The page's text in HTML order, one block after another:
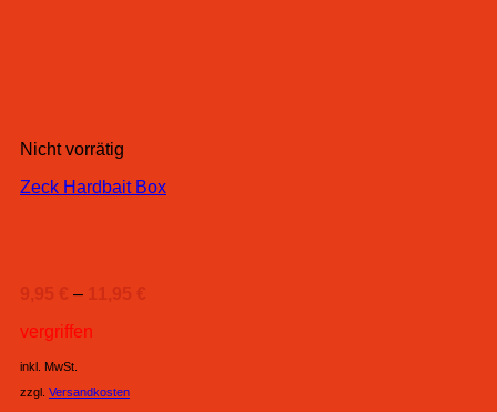
Nicht vorrätig
Zeck Hardbait Box
9,95 € – 11,95 €
vergriffen
inkl. MwSt.
zzgl. Versandkosten